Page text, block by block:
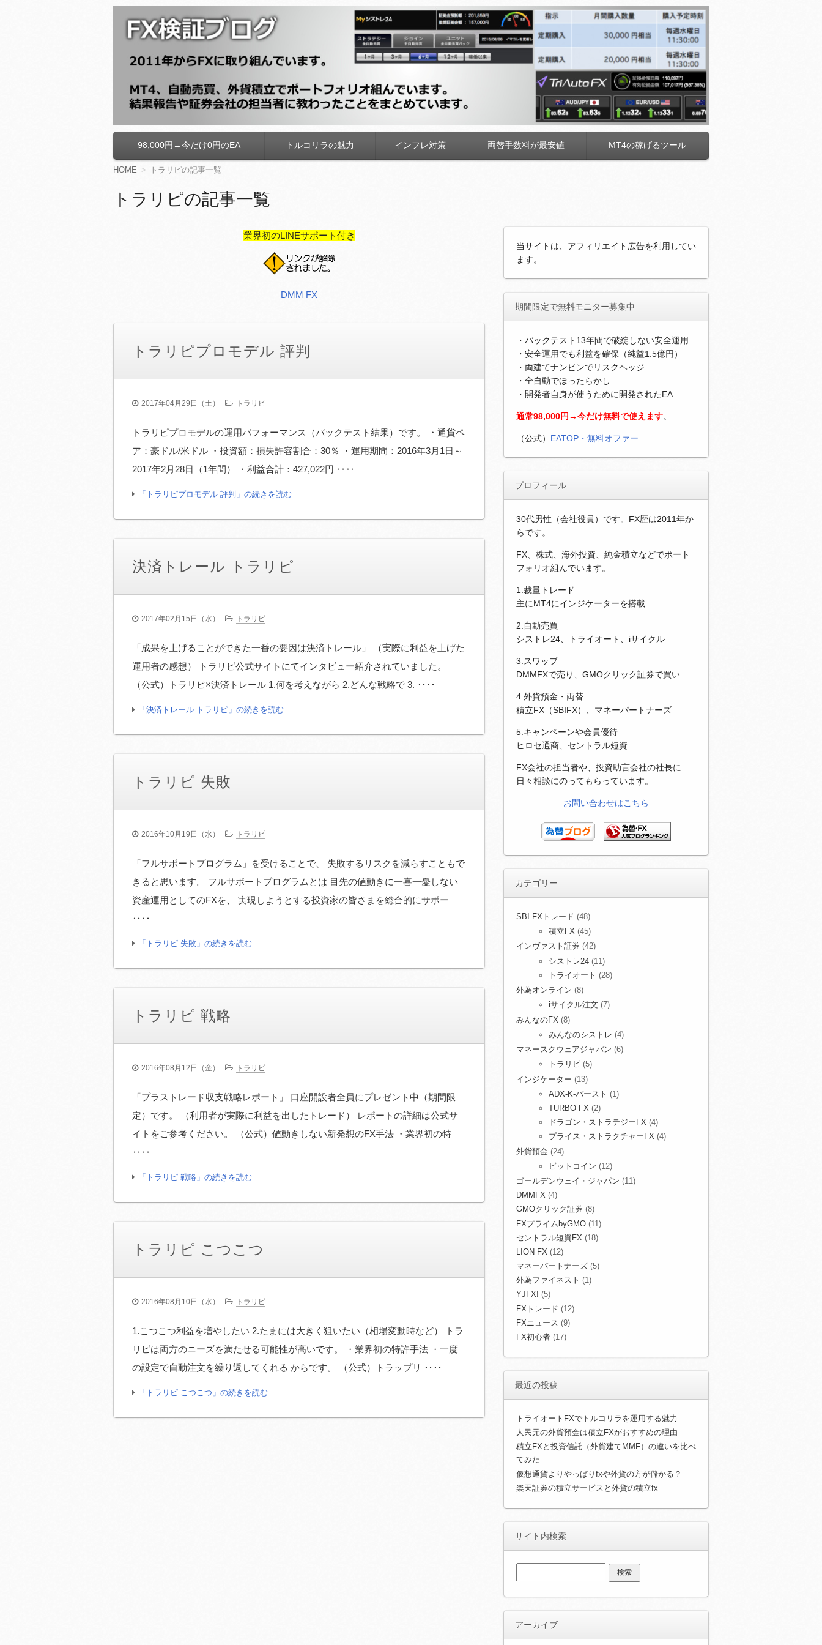
FX検証ブログ
ン
テ
へ
98,000円→今だけ0円のEA トルコリラの魅力 インフレ対策 両替手数料が最安値 MT4の稼げるツール
HOME トラリピの記事一覧
トラリピの記事一覧
業界初のLINEサポート付き
DMM FX
トラリピプロモデル 評判
2017年04月29日（土） トラリピ
トラリピプロモデルの運用パフォーマンス（バックテスト結果）です。 ・通貨ペ
ア：豪ドル/米ドル ・投資額：損失許容割合：30％ ・運用期間：2016年3月1日～
2017年2月28日（1年間） ・利益合計：427,022円 ‥‥
「トラリピプロモデル 評判」の続きを読む
決済トレール トラリピ
2017年02月15日（水） トラリピ
「成果を上げることができた一番の要因は決済トレール」 （実際に利益を上げた
運用者の感想） トラリピ公式サイトにてインタビュー紹介されていました。
（公式）トラリピ×決済トレール 1.何を考えながら 2.どんな戦略で 3. ‥‥
「決済トレール トラリピ」の続きを読む
トラリピ 失敗
2016年10月19日（水） トラリピ
「フルサポートプログラム」を受けることで、 失敗するリスクを減らすこともで
きると思います。 フルサポートプログラムとは 目先の値動きに一喜一憂しない
資産運用としてのFXを、 実現しようとする投資家の皆さまを総合的にサポー
‥‥
「トラリピ 失敗」の続きを読む
トラリピ 戦略
2016年08月12日（金） トラリピ
「プラストレード収支戦略レポート」 口座開設者全員にプレゼント中（期間限
定）です。 （利用者が実際に利益を出したトレード） レポートの詳細は公式サ
イトをご参考ください。 （公式）値動きしない新発想のFX手法 ・業界初の特
‥‥
「トラリピ 戦略」の続きを読む
トラリピ こつこつ
2016年08月10日（水） トラリピ
1.こつこつ利益を増やしたい 2.たまには大きく狙いたい（相場変動時など） トラ
リピは両方のニーズを満たせる可能性が高いです。 ・業界初の特許手法 ・一度
の設定で自動注文を繰り返してくれる からです。 （公式）トラップリ ‥‥
「トラリピ こつこつ」の続きを読む
当サイトは、アフィリエイト広告を利用してい
ます。
期間限定で無料モニター募集中
・バックテスト13年間で破綻しない安全運用
・安全運用でも利益を確保（純益1.5億円）
・両建てナンピンでリスクヘッジ
・全自動でほったらかし
・開発者自身が使うために開発されたEA
通常98,000円→今だけ無料で使えます。
（公式） EATOP・無料オファー
プロフィール
30代男性（会社役員）です。FX歴は2011年か
らです。
FX、株式、海外投資、純金積立などでポート
フォリオ組んでいます。
1.裁量トレード
主にMT4にインジケーターを搭載
2.自動売買
シストレ24、トライオート、iサイクル
3.スワップ
DMMFXで売り、GMOクリック証券で買い
4.外貨預金・両替
積立FX（SBIFX）、マネーパートナーズ
5.キャンペーンや会員優待
ヒロセ通商、セントラル短資
FX会社の担当者や、投資助言会社の社長に
日々相談にのってもらっています。
お問い合わせはこちら
カテゴリー
SBI FXトレード (48)
積立FX (45)
インヴァスト証券 (42)
シストレ24 (11)
トライオート (28)
外為オンライン (8)
iサイクル注文 (7)
みんなのFX (8)
みんなのシストレ (4)
マネースクウェアジャパン (6)
トラリピ (5)
インジケーター (13)
ADX-K-バースト (1)
TURBO FX (2)
ドラゴン・ストラテジーFX (4)
プライス・ストラクチャーFX (4)
外貨預金 (24)
ビットコイン (12)
ゴールデンウェイ・ジャパン (11)
DMMFX (4)
GMOクリック証券 (8)
FXプライムbyGMO (11)
セントラル短資FX (18)
LION FX (12)
マネーパートナーズ (5)
外為ファイネスト (1)
YJFX! (5)
FXトレード (12)
FXニュース (9)
FX初心者 (17)
最近の投稿
トライオートFXでトルコリラを運用する魅力
人民元の外貨預金は積立FXがおすすめの理由
積立FXと投資信託（外貨建てMMF）の違いを比べ
てみた
仮想通貨よりやっぱりfxや外貨の方が儲かる？
楽天証券の積立サービスと外貨の積立fx
サイト内検索
索:
アーカイブ